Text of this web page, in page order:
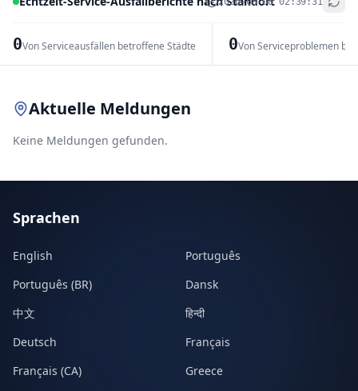
0Von Serviceausfällen betroffene Städte 0Von Serviceproblemen
+
Aktuelle Meldungen
Keine Meldungen gefunden.
Sprachen
English
Português
Português (BR)
Dansk
中文
हिन्दी
Deutsch
Français
Français (CA)
Greece